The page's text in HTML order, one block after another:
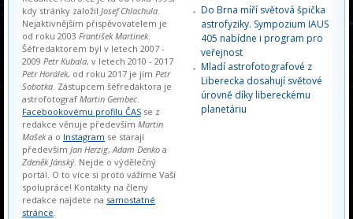
kdy stránky založil Josef Chlachula.
Nejaktivnějším přispěvovatelem je
od roku 2003 František Martinek.
Šéfredaktorem byl v letech 2007 -
2009 Petr Kubala, v letech 2010 - 2017
Petr Horálek, od roku 2017 je jím Petr
Sobotka. Zástupcem šéfredaktora je
astrofotograf Martin Gembec.
Facebookovému profilu ČAS se z
redakce věnuje především Martin
Mašeka o Instagram se starají
především Jan Herzig,Adam Denko a
Zdeněk Jánský. Nejde o výdělečný
portál. O to více si proto vážíme Vaší
spolupráce! Kontakty na členy
redakce najdete na samostatné
stránce.
Do Brna míří světová špička
astrofyziky. Sympozium IAUS
405 nabídne i program pro
veřejnost
Mladí astrofotografové z
Liberecka dosahují světové
úrovně díky libereckému
planetáriu